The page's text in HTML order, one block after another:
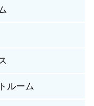
ルーム